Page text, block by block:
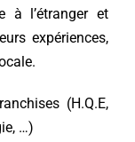
à l’étranger et
expériences,
(H.Q.E,
…)